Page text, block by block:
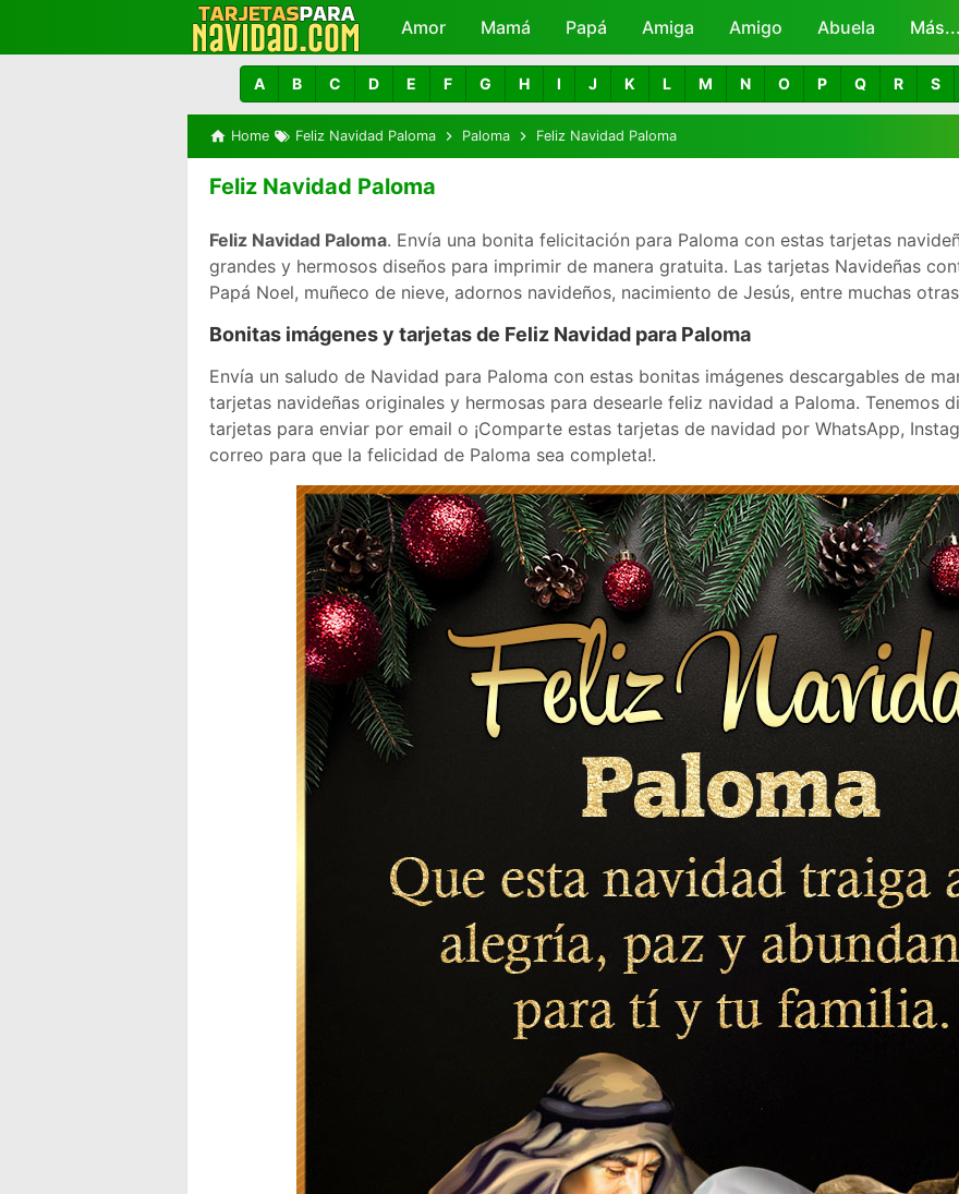
Skip to main content
Amor Mamá Papá Amiga Amigo Abuela Más...
A B C D E F G H I J K L M N O P Q R S
Home Feliz Navidad Paloma Paloma Feliz Navidad Paloma
Feliz Navidad Paloma
Feliz Navidad Paloma. Envía una bonita felicitación para Paloma con estas tarjetas
grandes y hermosos diseños para imprimir de manera gratuita. Las tarjetas Navideñas
Papá Noel, muñeco de nieve, adornos navideños, nacimiento de Jesús, entre muchas
Bonitas imágenes y tarjetas de Feliz Navidad para Paloma
Envía un saludo de Navidad para Paloma con estas bonitas imágenes descargables de
tarjetas navideñas originales y hermosas para desearle feliz navidad a Paloma. Tenemos
tarjetas para enviar por email o ¡Comparte estas tarjetas de navidad por WhatsApp,
correo para que la felicidad de Paloma sea completa!.